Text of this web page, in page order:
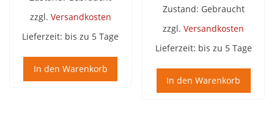
zzgl. Versandkosten
Lieferzeit: bis zu 5 Tage
In den Warenkorb
Zustand: Gebraucht
zzgl.Versandkosten
Lieferzeit: bis zu 5 Tage
In den Warenkorb